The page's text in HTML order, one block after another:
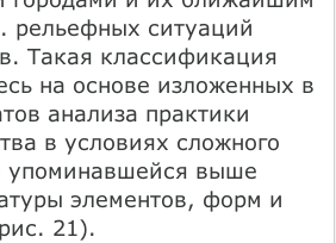
рельефных ситуаций
Такая классификация
на основе изложенных в
анализа практики
в условиях сложного
упоминавшейся выше
элементов, форм и
21).